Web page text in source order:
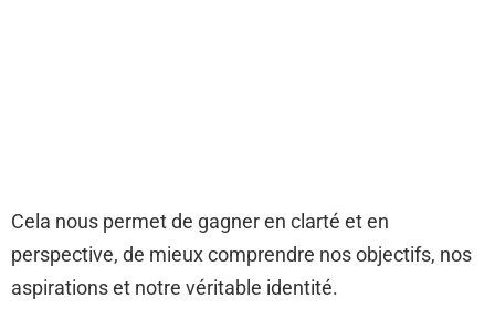
Cela nous permet de gagner en clarté et en
perspective, de mieux comprendre nos objectifs, nos
aspirations et notre véritable identité.